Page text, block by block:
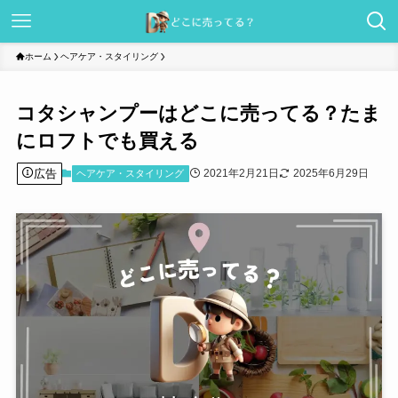
ホーム ヘアケア・スタイリング
コタシャンプーはどこに売ってる？たま
にロフトでも買える
広告 ヘアケア・スタイリング 2021年2月21日 2025年6月29日